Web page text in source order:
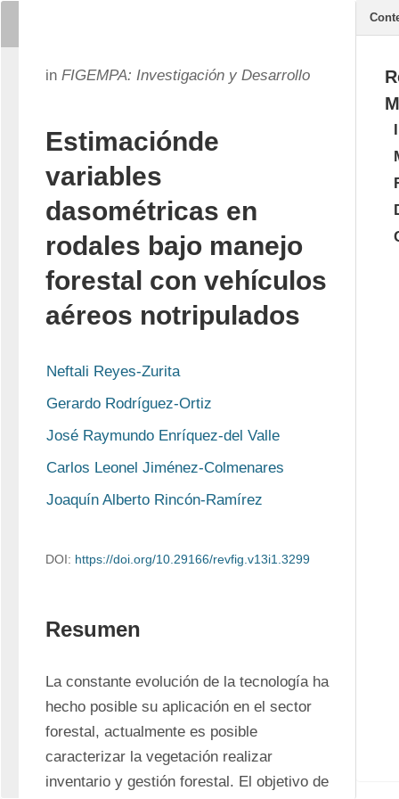
in FIGEMPA: Investigación y Desarrollo
Estimaciónde
variables
dasométricas en
rodales bajo manejo
forestal con vehículos
aéreos notripulados
Neftali Reyes-Zurita
Gerardo Rodríguez-Ortiz
José Raymundo Enríquez-del Valle
Carlos Leonel Jiménez-Colmenares
Joaquín Alberto Rincón-Ramírez
DOI: https://doi.org/10.29166/revfig.v13i1.3299
Resumen
La constante evolución de la tecnología ha
hecho posible su aplicación en el sector
forestal, actualmente es posible
caracterizar la vegetación realizar
inventario y gestión forestal. El objetivo de